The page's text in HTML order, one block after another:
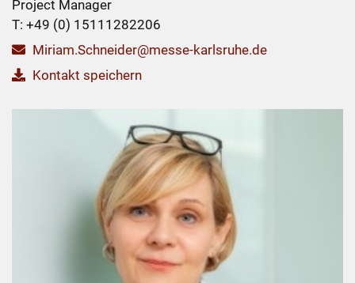
Project Manager
T: +49 (0) 15111282206
Miriam.Schneider@messe-karlsruhe.de
Kontakt speichern